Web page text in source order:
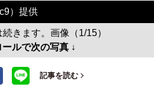
）提供
きます。画像（1/15）
ールで次の写真 ↓
記事を読む